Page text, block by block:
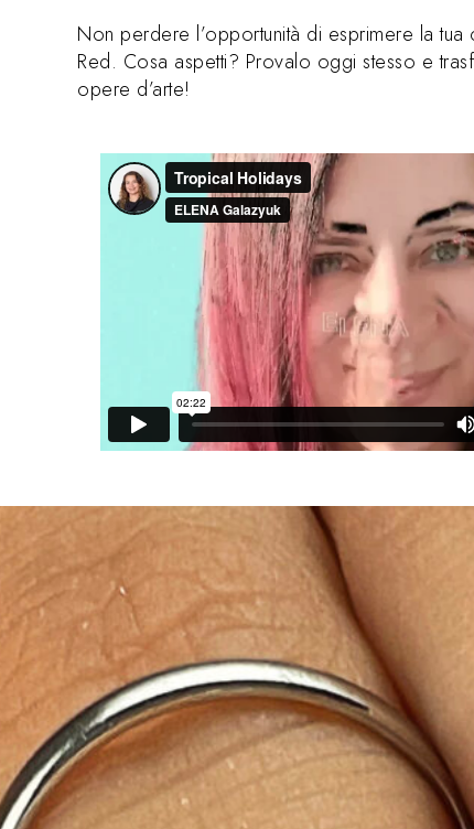
Non perdere l’opportunità di esprimere la tua
Red. Cosa aspetti? Provalo oggi stesso e
opere d’arte!